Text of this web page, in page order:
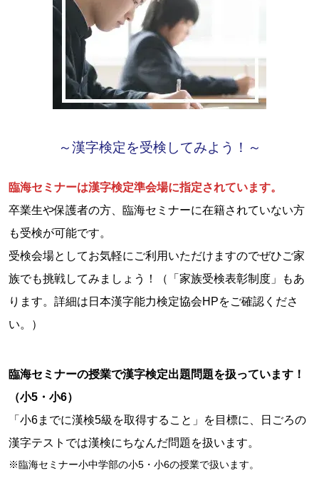
～漢字検定を受検してみよう！～
臨海セミナーは漢字検定準会場に指定されています。
卒業生や保護者の方、臨海セミナーに在籍されていない方
も受検が可能です。
受検会場としてお気軽にご利用いただけますのでぜひご家
族でも挑戦してみましょう！（「家族受検表彰制度」もあ
ります。詳細は日本漢字能力検定協会HPをご確認くださ
い。）
臨海セミナーの授業で漢字検定出題問題を扱っています！
（小5・小6）
「小6までに漢検5級を取得すること」を目標に、日ごろの
漢字テストでは漢検にちなんだ問題を扱います。
※臨海セミナー小中学部の小5・小6の授業で扱います。